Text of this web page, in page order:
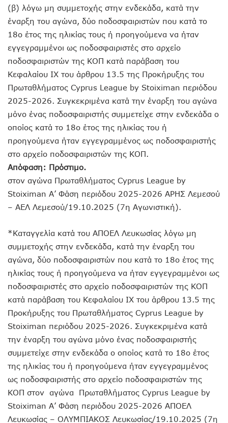
(β) λόγω μη συμμετοχής στην ενδεκάδα, κατά την
έναρξη του αγώνα, δύο ποδοσφαιριστών που κατά το
18ο έτος της ηλικίας τους ή προηγούμενα να ήταν
εγγεγραμμένοι ως ποδοσφαιριστές στο αρχείο
ποδοσφαιριστών της ΚΟΠ κατά παράβαση του
Κεφαλαίου ΙΧ του άρθρου 13.5 της Προκήρυξης του
Πρωταθλήματος Cyprus League by Stoiximan περιόδου
2025-2026. Συγκεκριμένα κατά την έναρξη του αγώνα
μόνο ένας ποδοσφαιριστής συμμετείχε στην ενδεκάδα ο
οποίος κατά το 18ο έτος της ηλικίας του ή
προηγούμενα ήταν εγγεγραμμένος ως ποδοσφαιριστής
στο αρχείο ποδοσφαιριστών της ΚΟΠ.
Απόφαση: Πρόστιμο.
στον αγώνα Πρωταθλήματος Cyprus League by
Stoiximan Α’ Φάση περιόδου 2025-2026 ΑΡΗΣ Λεμεσού
– ΑΕΛ Λεμεσού/19.10.2025 (7η Αγωνιστική).
*Καταγγελία κατά του ΑΠΟΕΛ Λευκωσίας λόγω μη
συμμετοχής στην ενδεκάδα, κατά την έναρξη του
αγώνα, δύο ποδοσφαιριστών που κατά το 18ο έτος της
ηλικίας τους ή προηγούμενα να ήταν εγγεγραμμένοι ως
ποδοσφαιριστές στο αρχείο ποδοσφαιριστών της ΚΟΠ
κατά παράβαση του Κεφαλαίου ΙΧ του άρθρου 13.5 της
Προκήρυξης του Πρωταθλήματος Cyprus League by
Stoiximan περιόδου 2025-2026. Συγκεκριμένα κατά
την έναρξη του αγώνα μόνο ένας ποδοσφαιριστής
συμμετείχε στην ενδεκάδα ο οποίος κατά το 18ο έτος
της ηλικίας του ή προηγούμενα ήταν εγγεγραμμένος
ως ποδοσφαιριστής στο αρχείο ποδοσφαιριστών της
ΚΟΠ στον αγώνα Πρωταθλήματος Cyprus League by
Stoiximan Α’ Φάση περιόδου 2025-2026 ΑΠΟΕΛ
Λευκωσίας – ΟΛΥΜΠΙΑΚΟΣ Λευκωσίας/19.10.2025 (7η